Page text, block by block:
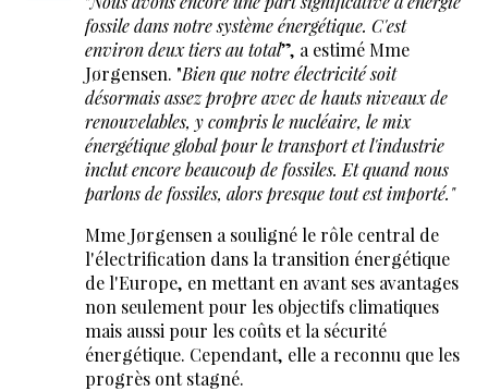
fossile dans notre système énergétique. C'est
environ deux tiers au total”, a estimé Mme
Jørgensen. "Bien que notre électricité soit
désormais assez propre avec de hauts niveaux de
renouvelables, y compris le nucléaire, le mix
énergétique global pour le transport et l'industrie
inclut encore beaucoup de fossiles. Et quand nous
parlons de fossiles, alors presque tout est importé."
Mme Jørgensen a souligné le rôle central de
l'électrification dans la transition énergétique
de l'Europe, en mettant en avant ses avantages
non seulement pour les objectifs climatiques
mais aussi pour les coûts et la sécurité
énergétique. Cependant, elle a reconnu que les
progrès ont stagné.